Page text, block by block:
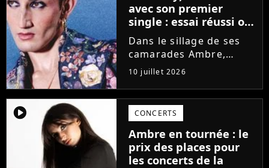
avec son premier
single : essai réussi ou
manqué ? Voici notre
avis !
Dans le sillage de ses
camarades Ambre,
Bastiaan ou Melissa,
Victor Aupecle lance
son projet musical ce
vendredi 10 juillet avec
la parution du single Je
fais de mon mieux. Le
demi-finaliste...
10 juillet 2026
player2 CONCERTS
Ambre en tournée : le
prix des places pour
les concerts de la